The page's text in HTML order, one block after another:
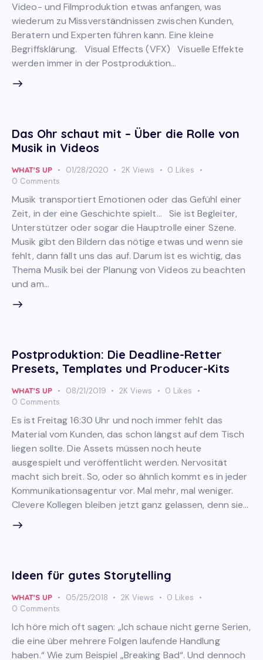
Video- und Filmproduktion etwas anfangen, was
wiederum zu Missverständnissen zwischen Kunden,
Beratern und Experten führen kann. Eine kleine
Begriffsklärung. Visual Effects (VFX) Visuelle Effekte
werden immer in der Postproduktion…
Das Ohr schaut mit – Über die Rolle von
Musik in Videos
WHAT'S UP 01/28/2020 2K Views 0 Likes
0 Comments
Musik transportiert Emotionen oder das Gefühl einer
Zeit, in der eine Geschichte spielt... Sie ist Begleiter,
Unterstützer oder sogar die Hauptrolle einer Szene.
Musik gibt den Bildern das nötige etwas und wenn sie
fehlt, dann fällt uns das auf. Darum ist es wichtig, das
Thema Musik bei der Planung von Videos zu beachten
und am…
Postproduktion: Die Deadline-Retter
Presets, Templates und Producer-Kits
WHAT'S UP 08/21/2019 2K Views 0 Likes
0 Comments
Es ist Freitag 16:30 Uhr und noch immer fehlt das
Material vom Kunden, das schon längst auf dem Tisch
liegen sollte. Die Assets müssen noch heute
ausgespielt und veröffentlicht werden. Nervosität
macht sich breit. So, oder so ähnlich kommt es in jeder
Kommunikationsagentur vor. Mal mehr, mal weniger.
Clevere Kollegen bleiben jetzt ganz gelassen, denn sie…
Ideen für gutes Storytelling
WHAT'S UP 05/25/2018 2K Views 0 Likes
0 Comments
Ich höre mich oft sagen: „Ich schaue nicht gerne Serien,
die eine über mehrere Folgen laufende Handlung
haben.“ Wie zum Beispiel „Breaking Bad“. Und dennoch